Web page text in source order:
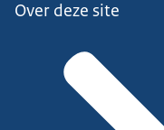
Over deze site